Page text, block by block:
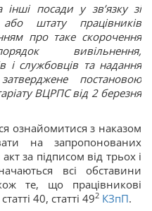
інші посади у зв’язку зі
штату працівників
про таке скорочення
вивільнення,
і службовців та надання
постановою
ВЦРПС від 2 березня
ознайомитися з наказом
на запропонованих
за підписом від трьох і
всі обставини
те, що працівникові
40, статті 492 КЗпП.